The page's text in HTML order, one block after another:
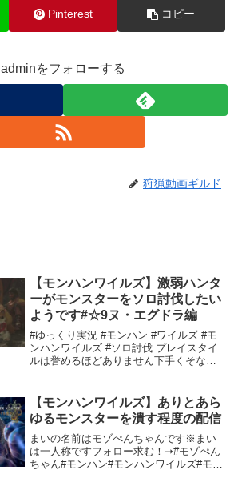
Pinterest コピー
adminをフォローする
狩猟動画ギルド
【モンハンワイルズ】激弱ハンタ
ーがモンスターをソロ討伐したい
ようです#☆9ヌ・エグドラ編
#ゆっくり実況 #モンハン #ワイルズ #モ
ンハンワイルズ #ソロ討伐 プレイスタイ
ルは誉めるほどありません下手くそなの
メントで教えてくれれば喜びます激弱ハ
ンターがソロ...
【モンハンワイルズ】ありとあら
ゆるモンスターを潰す程度の配信
まいの名前はモゾぺんちゃんです※まい
は一人称ですフォロー求む！➝#モゾぺん
ちゃん#モンハン#モンハンワイルズ#モン